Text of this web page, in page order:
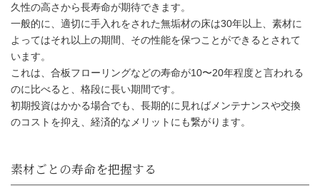
自然素材の住宅の寿命の目安
久性の高さから長寿命が期待できます。
一般的に、適切に手入れをされた無垢材の床は30年以上、素材に
よってはそれ以上の期間、その性能を保つことができるとされて
います。
これは、合板フローリングなどの寿命が10〜20年程度と言われる
のに比べると、格段に長い期間です。
初期投資はかかる場合でも、長期的に見ればメンテナンスや交換
のコストを抑え、経済的なメリットにも繋がります。